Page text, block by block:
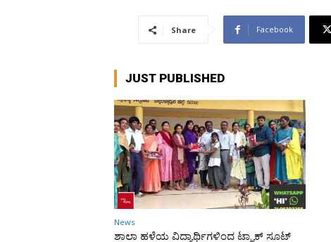
Share Facebook
JUST PUBLISHED
News
ಶಾಲಾ ಹಳೆಯ ವಿದ್ಯಾರ್ಥಿಗಳಿಂದ ಟ್ರ್ಯಾಕ್‌ ಸೂಟ್